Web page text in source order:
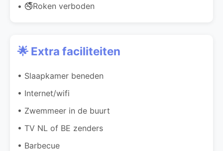
• 🚭Roken verboden
🌟 Extra faciliteiten
• Slaapkamer beneden
• Internet/wifi
• Zwemmeer in de buurt
• TV NL of BE zenders
• Barbecue